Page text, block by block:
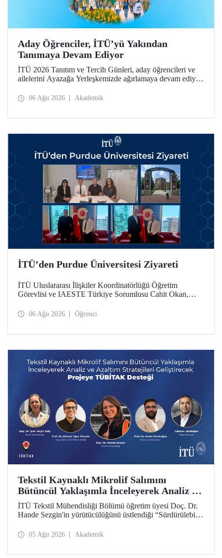
Aday Öğrenciler, İTÜ’yü Yakından
Tanımaya Devam Ediyor
İTÜ 2026 Tanıtım ve Tercih Günleri, aday öğrencileri ve
ailelerini Ayazağa Yerleşkemizde ağırlamaya devam ediyor.
ilgili fakülte ve birimler adaylara bilgi vermeye devam
06 Ağu 2026 Akademik
İTÜ’den Purdue Üniversitesi Ziyareti
İTÜ Uluslararası İlişkiler Koordinatörlüğü Öğretim
Görevlisi ve IAESTE Türkiye Sorumlusu Cahit Okan,
Temmuz tarihlerinde ABD’de dünyanın önde gelen
06 Ağu 2026 Öğrenci
Tekstil Kaynaklı Mikrolif Salımını
Bütüncül Yaklaşımla İnceleyerek Analiz ve
Azaltım Stratejileri Geliştirecek Projeye
TÜBİTAK Desteği
İTÜ Tekstil Mühendisliği Bölümü öğretim üyesi Doç. Dr.
Hande Sezgin'in yürütücülüğünü üstlendiği “Sürdürülebilir
Koşullarına Bağlı Mikrolif Salımı: Aşınma, UV Maruziyeti
05 Ağu 2026 Akademik